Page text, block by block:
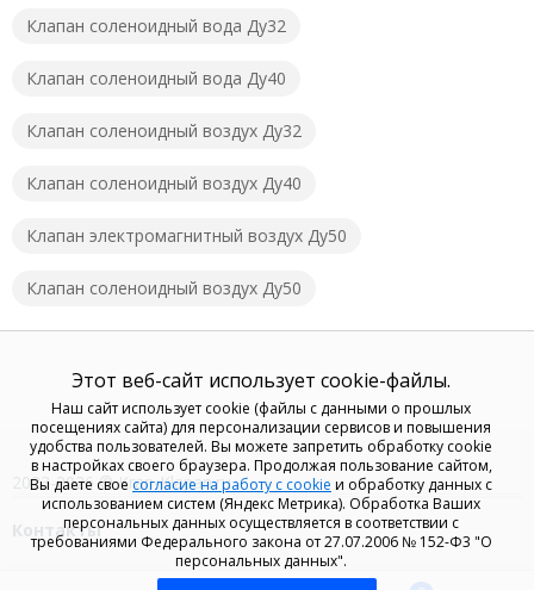
Клапан соленоидный вода Ду32
Клапан соленоидный вода Ду40
Клапан соленоидный воздух Ду32
Клапан соленоидный воздух Ду40
Клапан электромагнитный воздух Ду50
Клапан соленоидный воздух Ду50
2023-2026 © Kran-Klapan.ru
Этот веб-сайт использует cookie-файлы.
Наш сайт использует cookie (файлы с данными о прошлых
посещениях сайта) для персонализации сервисов и повышения
удобства пользователей. Вы можете запретить обработку cookie
в настройках своего браузера. Продолжая пользование сайтом,
Вы даете своесогласие на работу с cookie и обработку данных с
использованием систем (Яндекс Метрика). Обработка Ваших
персональных данных осуществляется в соответствии с
требованиями Федерального закона от 27.07.2006 № 152-Ф3 "О
персональных данных".
Контакты